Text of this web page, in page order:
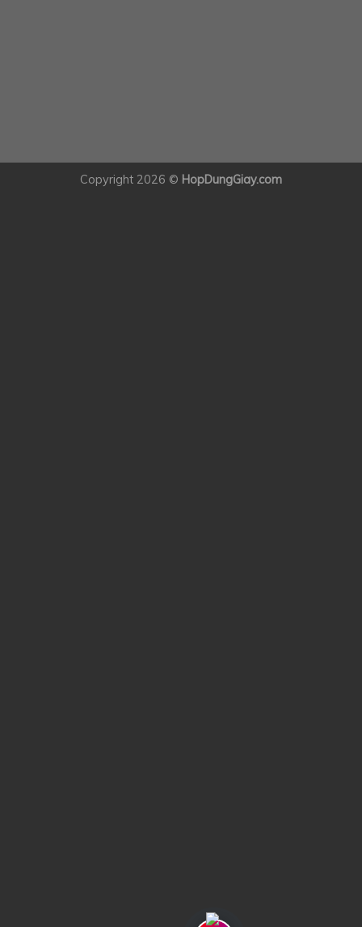
Copyright 2026 © HopDungGiay.com